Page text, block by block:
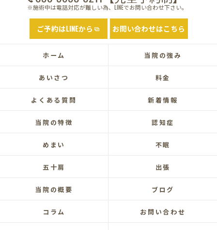
※施術中は電話対応が難しい為、LINEでお問い合わせ下さい。
ご予約はLINEから お問い合わせはこちら
ホーム 当院の強み
あいさつ 料金
よくある質問 新着情報
当院の特徴 認知症
めまい 不眠
五十肩 出張
当院の概要 ブログ
コラム お問い合わせ